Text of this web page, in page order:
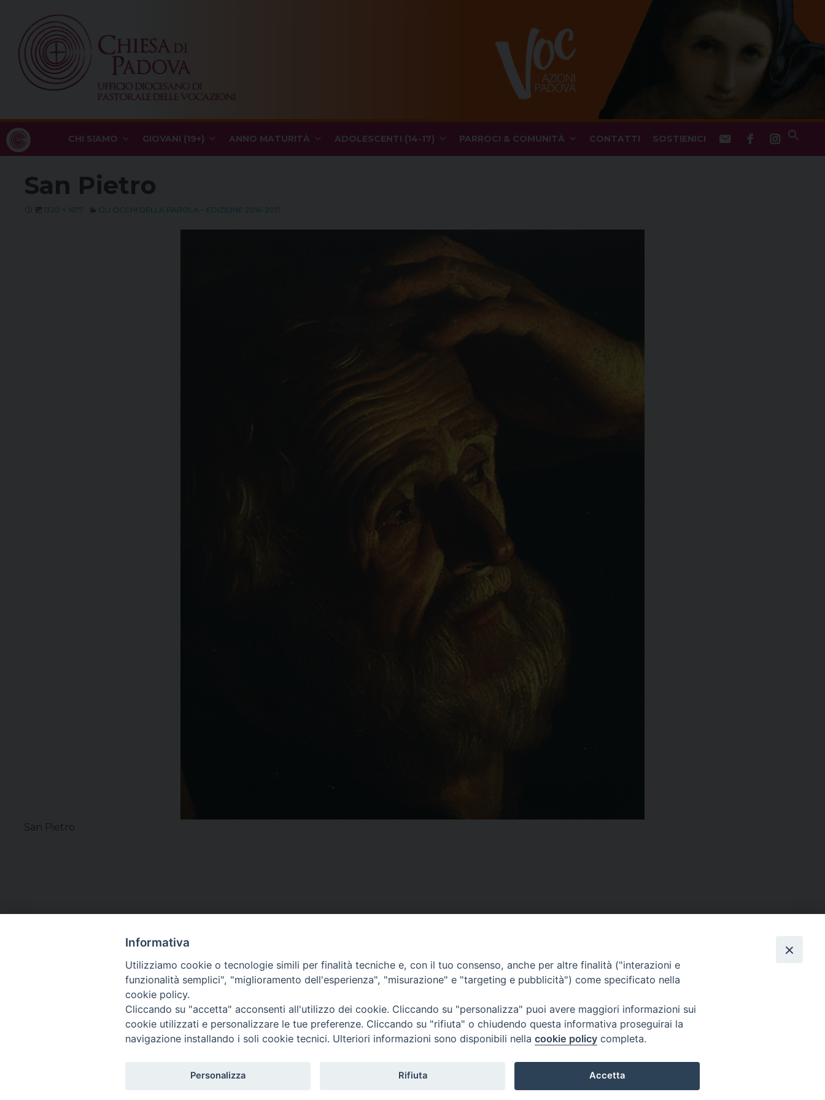
content
CHI SIAMO GIOVANI (19+) ANNO MATURITÀ ADOLESCENTI (14-17) PARROCI & COMUNITÀ CONTATTI SOSTIENICI
San Pietro
1320 × 1677 GLI OCCHI DELLA PAROLA – EDIZIONE 2016-2017
San Pietro
CONTATTI
via Bonporti, 20 – 35141 Padova
tel: +39 351 619 2354
e mail:ufficiovocazionipadova@gmail.com
via Valmarana, 20 – 35133 Padova
instagram:
@casasantandreapadova
e mail:casasantandreapadova@gmail.
Informativa
Utilizziamo cookie o tecnologie simili per finalità tecniche e, con il tuo consenso, anche per altre finalità ("interazioni e
funzionalità semplici", "miglioramento dell'esperienza", "misurazione" e "targeting e pubblicità") come specificato nella
cookie policy.
Cliccando su "accetta" acconsenti all'utilizzo dei cookie. Cliccando su "personalizza" puoi avere maggiori informazioni sui
cookie utilizzati e personalizzare le tue preferenze. Cliccando su "rifiuta" o chiudendo questa informativa proseguirai la
navigazione installando i soli cookie tecnici. Ulteriori informazioni sono disponibili nella cookie policy completa.
Personalizza Rifiuta Accetta